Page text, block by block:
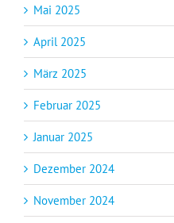
Mai 2025
April 2025
März 2025
Februar 2025
Januar 2025
Dezember 2024
November 2024